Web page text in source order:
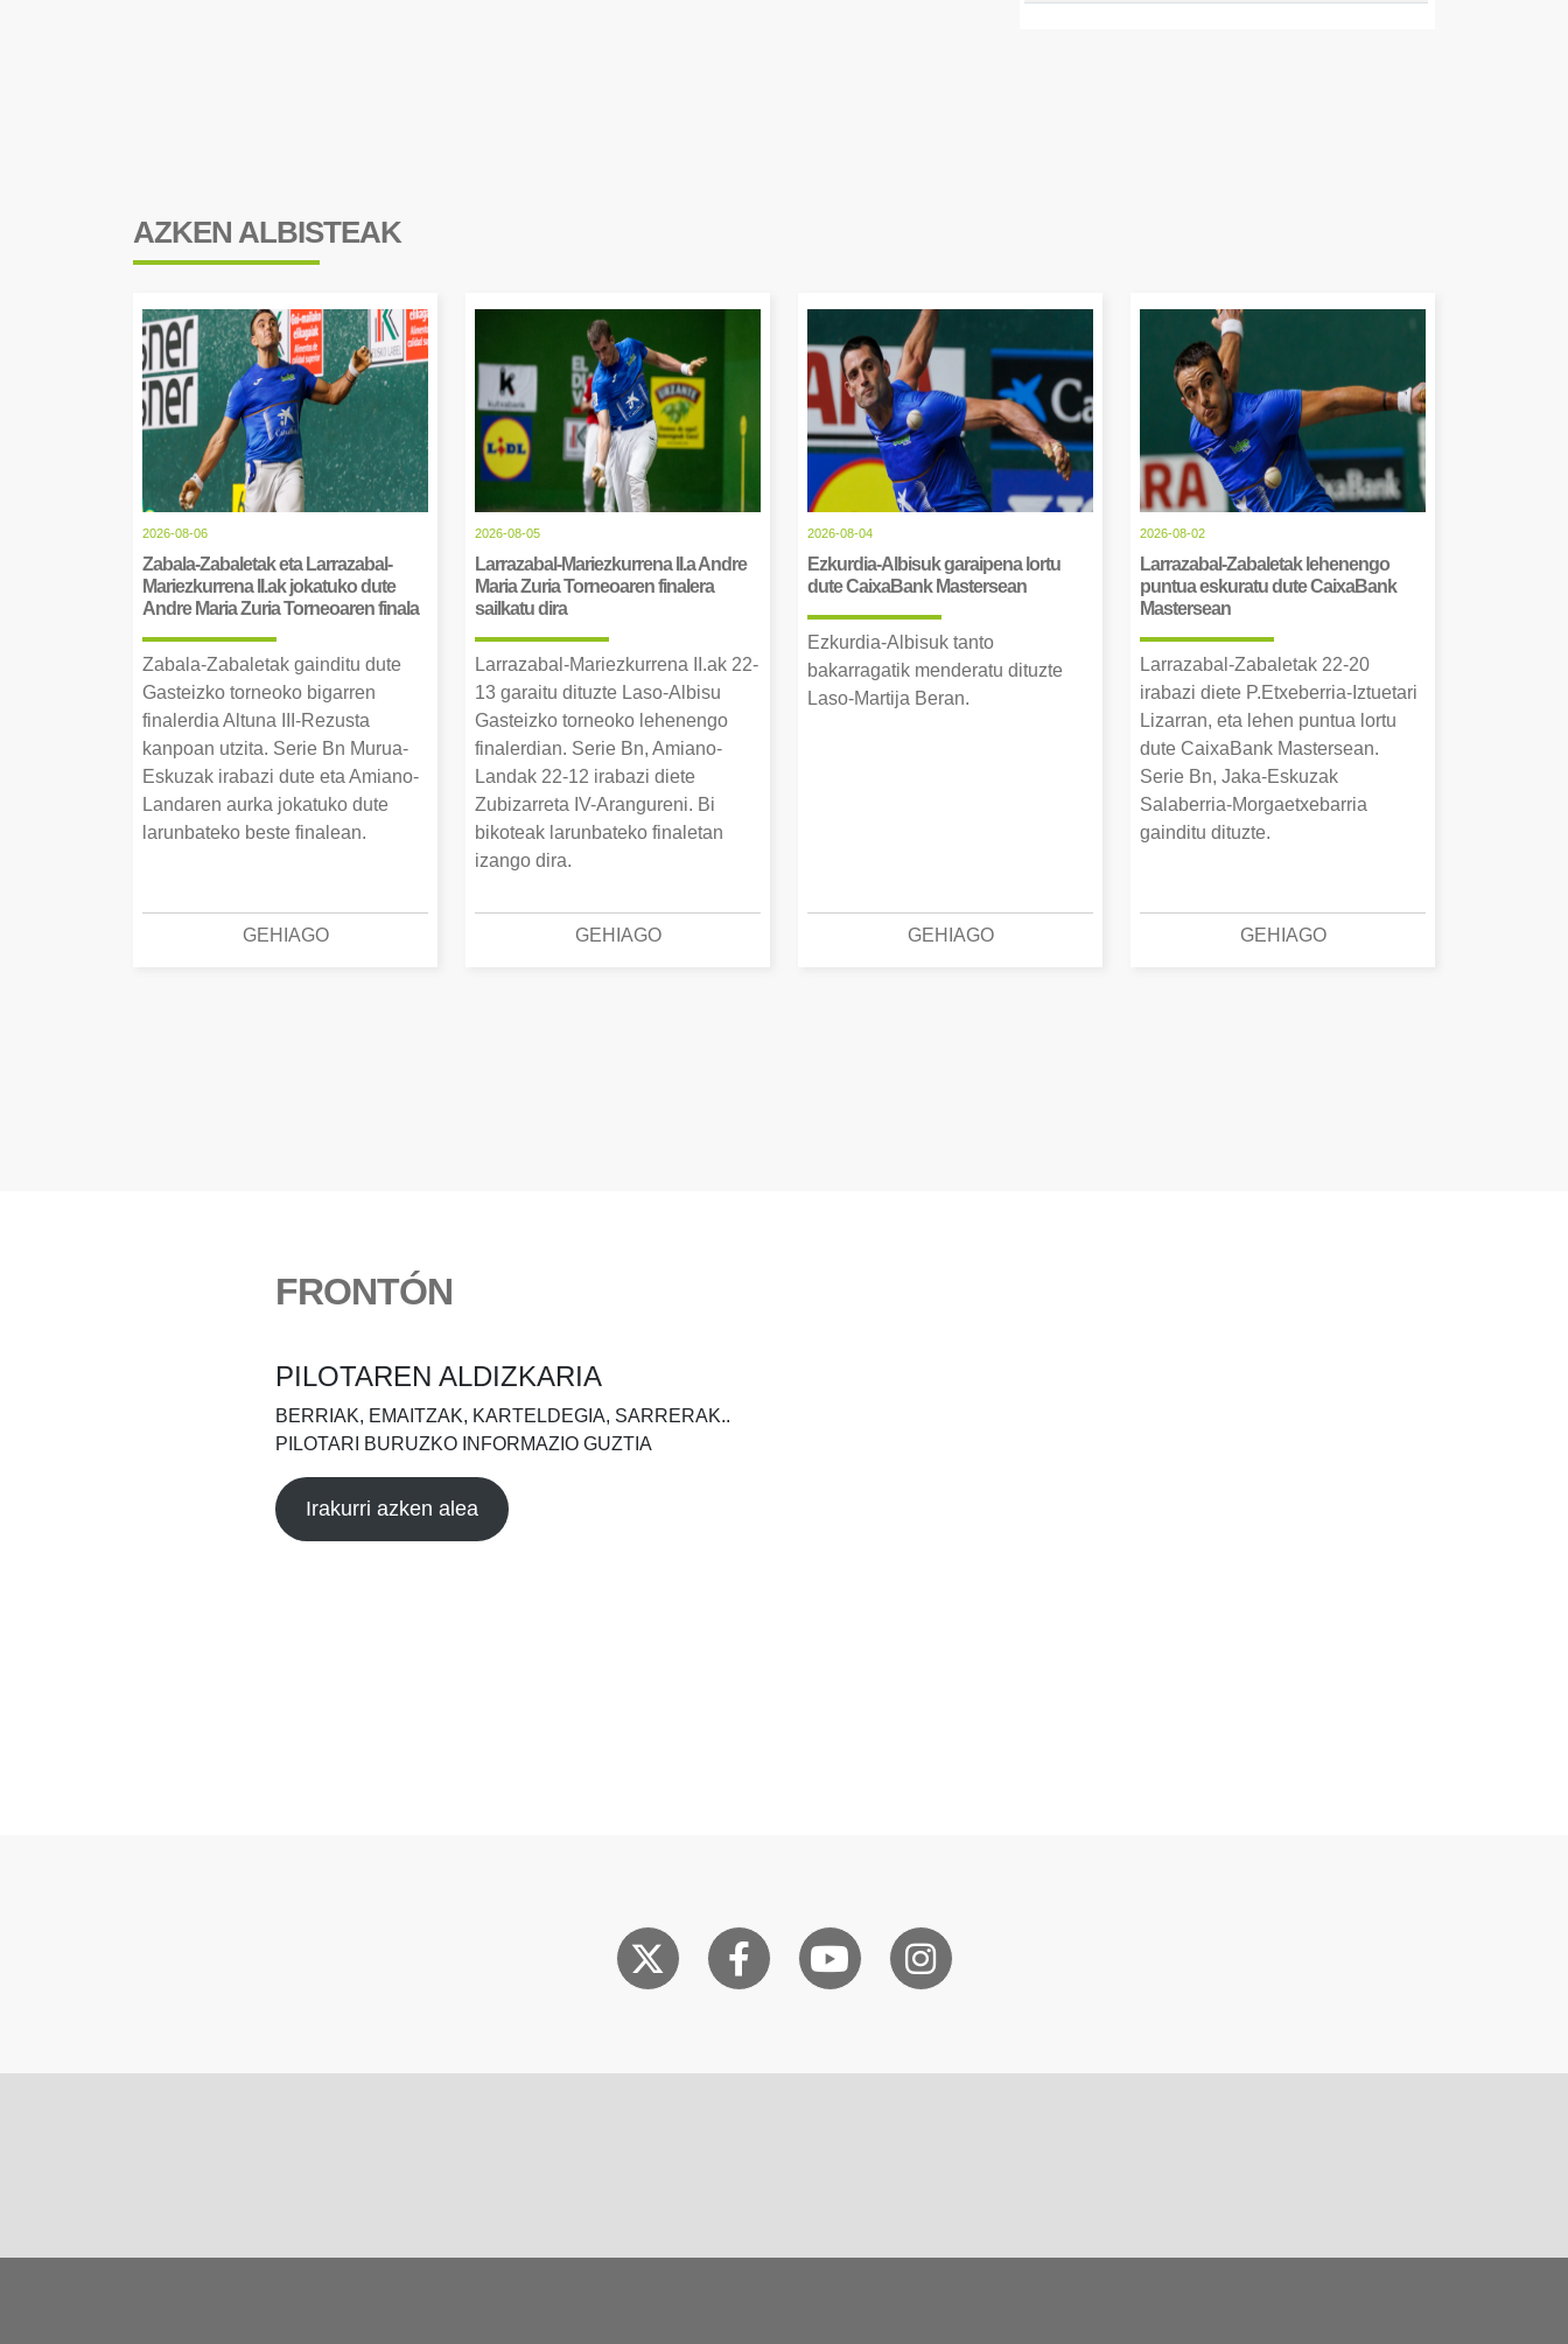
AZKEN ALBISTEAK
2026-08-06
Zabala-Zabaletak eta Larrazabal-
Mariezkurrena II.ak jokatuko dute
Andre Maria Zuria Torneoaren finala
Zabala-Zabaletak gainditu dute
Gasteizko torneoko bigarren
finalerdia Altuna III-Rezusta
kanpoan utzita. Serie Bn Murua-
Eskuzak irabazi dute eta Amiano-
Landaren aurka jokatuko dute
larunbateko beste finalean.
GEHIAGO
2026-08-05
Larrazabal-Mariezkurrena II.a Andre
Maria Zuria Torneoaren finalera
sailkatu dira
Larrazabal-Mariezkurrena II.ak 22-
13 garaitu dituzte Laso-Albisu
Gasteizko torneoko lehenengo
finalerdian. Serie Bn, Amiano-
Landak 22-12 irabazi diete
Zubizarreta IV-Arangureni. Bi
bikoteak larunbateko finaletan
izango dira.
GEHIAGO
2026-08-04
Ezkurdia-Albisuk garaipena lortu
dute CaixaBank Mastersean
Ezkurdia-Albisuk tanto
bakarragatik menderatu dituzte
Laso-Martija Beran.
GEHIAGO
2026-08-02
Larrazabal-Zabaletak lehenengo
puntua eskuratu dute CaixaBank
Mastersean
Larrazabal-Zabaletak 22-20
irabazi diete P.Etxeberria-Iztuetari
Lizarran, eta lehen puntua lortu
dute CaixaBank Mastersean.
Serie Bn, Jaka-Eskuzak
Salaberria-Morgaetxebarria
gainditu dituzte.
GEHIAGO
FRONTÓN
PILOTAREN ALDIZKARIA
BERRIAK, EMAITZAK, KARTELDEGIA, SARRERAK..
PILOTARI BURUZKO INFORMAZIO GUZTIA
Irakurri azken alea